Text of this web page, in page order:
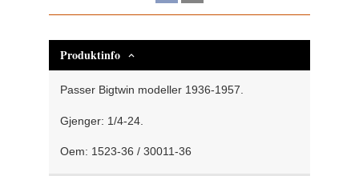
Produktinfo
Passer Bigtwin modeller 1936-1957.
Gjenger: 1/4-24.
Oem: 1523-36 / 30011-36